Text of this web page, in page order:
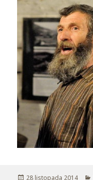
Opublikowano
28 listopada 2014